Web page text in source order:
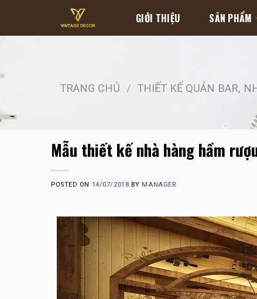
content
GIỚI THIỆU SẢN PHẨM
TRANG CHỦ / THIẾT KẾ QUÁN BAR,
Mẫu thiết kế nhà hàng hầm
POSTED ON 14/07/2018 BY MANAGER